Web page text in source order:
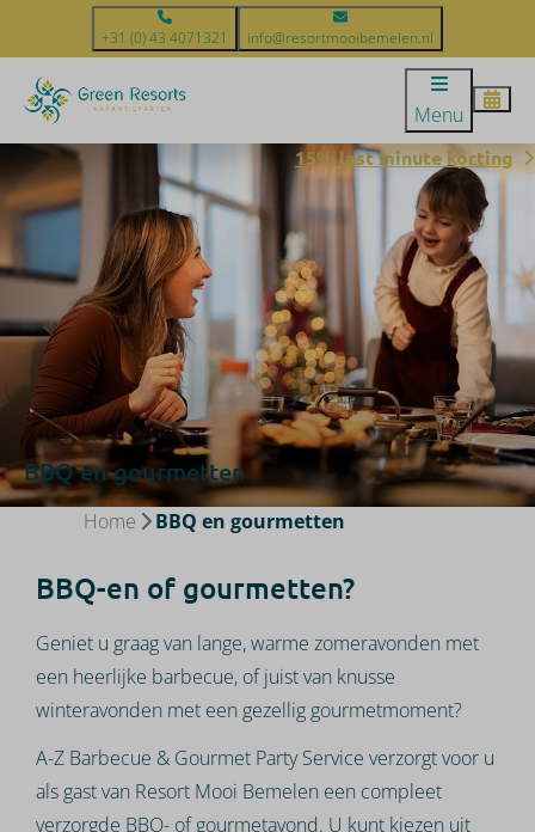
+31 (0) 43 4071321 info@resortmooibemelen.nl
Menu
BBQ en gourmetten
15% last minute korting
Home BBQ en gourmetten
BBQ-en of gourmetten?
Geniet u graag van lange, warme zomeravonden met
een heerlijke barbecue, of juist van knusse
winteravonden met een gezellig gourmetmoment?
A-Z Barbecue & Gourmet Party Service verzorgt voor u
als gast van Resort Mooi Bemelen een compleet
verzorgde BBQ- of gourmetavond. U kunt kiezen uit